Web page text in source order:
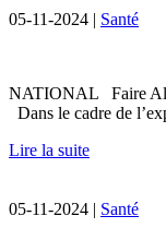
05-11-2024 | Santé
NATIONAL Faire
Dans le cadre de
Lire la suite
05-11-2024 | Santé